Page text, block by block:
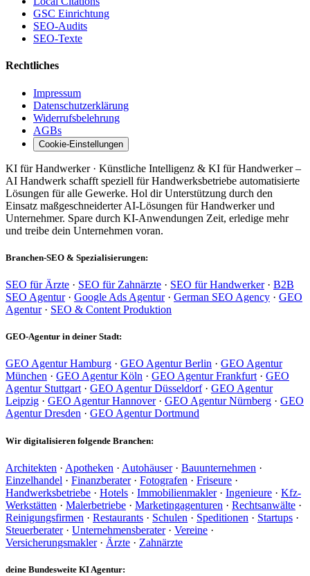
GSC Einrichtung
SEO-Audits
SEO-Texte
Rechtliches
Impressum
Datenschutzerklärung
Widerrufsbelehrung
AGBs
Cookie-Einstellungen
KI für Handwerker · Künstliche Intelligenz & KI für Handwerker –
AI Handwerk schafft speziell für Handwerksbetriebe automatisierte
Lösungen für alle Gewerke. Hol dir Unterstützung durch den
Einsatz maßgeschneiderter AI-Lösungen für Handwerker und
Unternehmer. Spare durch KI-Anwendungen Zeit, erledige mehr
und treibe dein Unternehmen voran.
Branchen-SEO & Spezialisierungen:
SEO für Ärzte · SEO für Zahnärzte · SEO für Handwerker· B2B
SEO Agentur· Google Ads Agentur· German SEO Agency · GEO
Agentur· SEO & Content Produktion
GEO-Agentur in deiner Stadt:
GEO Agentur Hamburg · GEO Agentur Berlin · GEO Agentur
München · GEO Agentur Köln · GEO Agentur Frankfurt· GEO
Agentur Stuttgart· GEO Agentur Düsseldorf· GEO Agentur
Leipzig · GEO Agentur Hannover· GEO Agentur Nürnberg · GEO
Agentur Dresden · GEO Agentur Dortmund
Wir digitalisieren folgende Branchen:
Architekten · Apotheken · Autohäuser· Bauunternehmen ·
Einzelhandel · Finanzberater· Fotografen · Friseure ·
Handwerksbetriebe · Hotels · Immobilienmakler· Ingenieure · Kfz-
Werkstätten · Malerbetriebe · Marketingagenturen · Rechtsanwälte ·
Reinigungsfirmen · Restaurants · Schulen · Speditionen · Startups ·
Steuerberater· Unternehmensberater· Vereine ·
Versicherungsmakler· Ärzte · Zahnärzte
deine Bundesweite KI Agentur: